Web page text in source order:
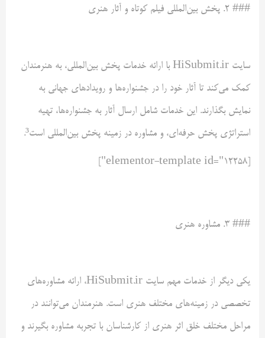
### ۲. پخش بین‌المللی فیلم کوتاه و آثار هنری
سایت HiSubmit.ir با ارائه خدمات پخش بین‌المللی، به هنرمندان
کمک می‌کند تا آثار خود را در جشنواره‌ها و رویدادهای جهانی به
نمایش بگذارند. این خدمات شامل ارسال آثار به جشنواره‌ها، تهیه
استراتژی پخش حرفه‌ای، و مشاوره در زمینه پخش بین‌المللی است³.
### ۳. مشاوره هنری
یکی دیگر از خدمات مهم سایت HiSubmit.ir، ارائه مشاوره‌های
تخصصی در زمینه‌های مختلف هنری است. هنرمندان می‌توانند در
مراحل مختلف خلق اثر هنری از کارشناسان با تجربه مشاوره بگیرند و